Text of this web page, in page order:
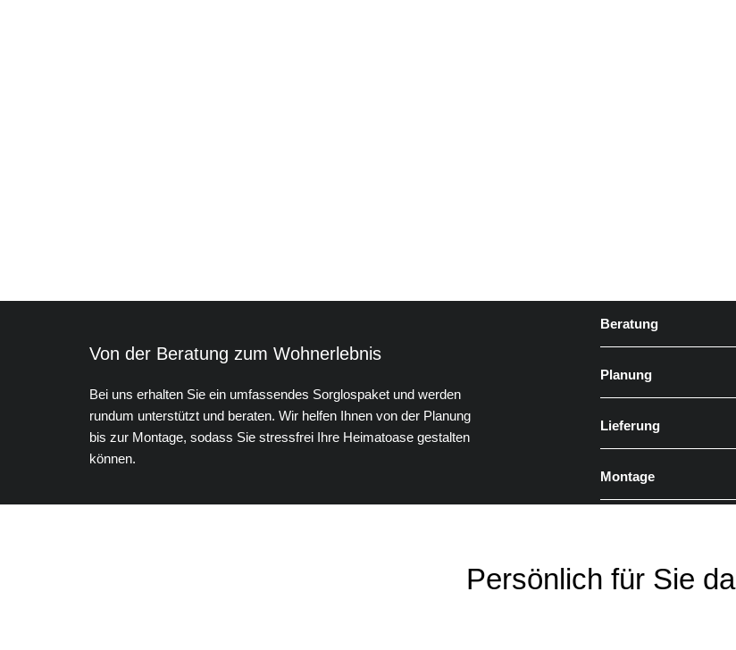
Von der Beratung zum Wohnerlebnis
Bei uns erhalten Sie ein umfassendes Sorglospaket und werden
rundum unterstützt und beraten. Wir helfen Ihnen von der Planung
bis zur Montage, sodass Sie stressfrei Ihre Heimatoase gestalten
können.
Beratung
Planung
Lieferung
Montage
Persönlich für Sie da